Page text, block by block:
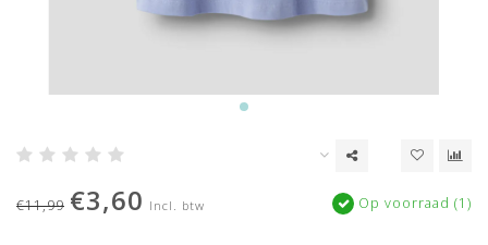
€11,99 €3,60 Incl. btw Op voorraad (1)